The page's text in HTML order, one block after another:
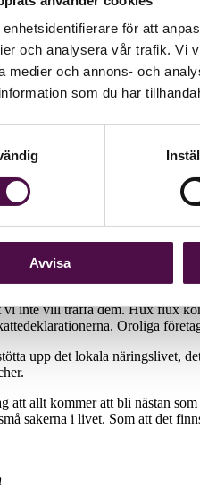
för att
och analysera vår trafik. Vi
medier och annons- och
som du har
Avvisa
yrke så var det nära att
Det fanns
med livsmedels- och
gränsdragning att
men sen tänkte jag att den
den här månaden heller –
faktiskt tänkte jag. Det var bara
var med på listan. Det hade
;
däremot inte fått något dylikt
stämningen är verkligen lite åt
som sitter på en
inte vill träffa dem. Hux flux
Oroliga
upp det lokala näringslivet,
att allt kommer att bli nästan
sakerna i livet. Som att det